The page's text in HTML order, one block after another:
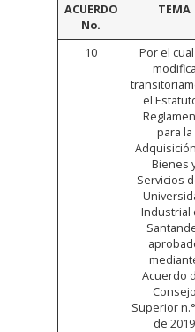
ACUERDO
No.
TEMA
10
Por el
modifica
el
para la
Bienes
Servicios
Industrial
Acuerdo
Consejo
Superior
de 2019